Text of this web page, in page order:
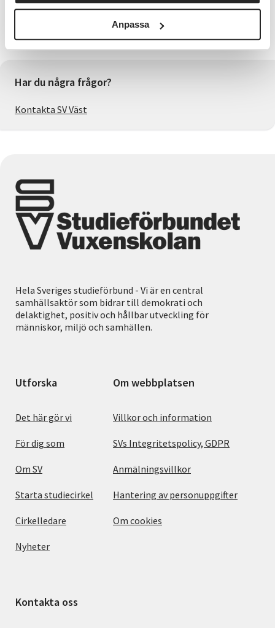
Anpassa
Kostnad
Föreläsningen är gratis och öppen för alla. I
samarbete med Lilla Edetbygdens Biodlarförening
Har du några frågor?
Kontakta SV Väst
Hela Sveriges studieförbund - Vi är en central
samhällsaktör som bidrar till demokrati och
delaktighet, positiv och hållbar utveckling för
människor, miljö och samhällen.
Utforska
Det här gör vi
För dig som
Om SV
Starta studiecirkel
Cirkelledare
Nyheter
Om webbplatsen
Villkor och information
SVs Integritetspolicy, GDPR
Anmälningsvillkor
Hantering av personuppgifter
Om cookies
Kontakta oss